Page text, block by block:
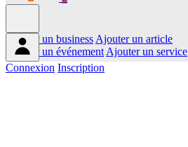
Ajouter un business Ajouter un article
Ajouter un événement Ajouter un service
Connexion Inscription